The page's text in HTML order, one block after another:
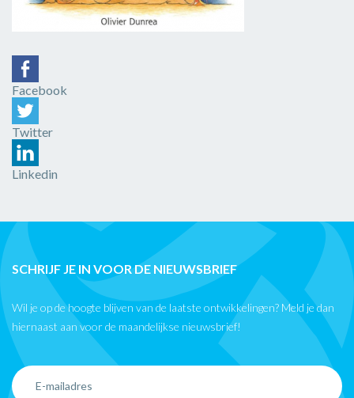
Facebook
Twitter
Linkedin
SCHRIJF JE IN VOOR DE NIEUWSBRIEF
Wil je op de hoogte blijven van de laatste ontwikkelingen? Meld je dan
hiernaast aan voor de maandelijkse nieuwsbrief!